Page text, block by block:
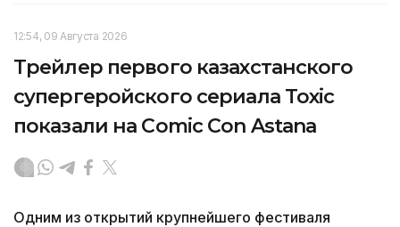
12:54, 09 Августа 2026
Трейлер первого казахстанского
супергеройского сериала Toxic
показали на Comic Con Astana
Одним из открытий крупнейшего фестиваля